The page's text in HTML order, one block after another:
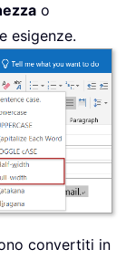
o
esigenze.
convertiti in